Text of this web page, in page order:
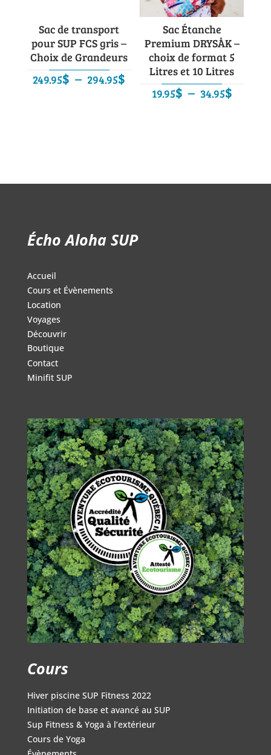
Sac de transport
pour SUP FCS gris –
Choix de Grandeurs
249.95$ – 294.95$ Plage
Sac Étanche
Premium DRYSÅK –
choix de format 5
Litres et 10 Litres
19.95$ – 34.95$Plage
Écho Aloha SUP
Accueil
Cours et Évènements
Location
Voyages
Découvrir
Boutique
Contact
Minifit SUP
Cours
Hiver piscine SUP Fitness 2022
Initiation de base et avancé au SUP
Sup Fitness & Yoga à l’extérieur
Cours de Yoga